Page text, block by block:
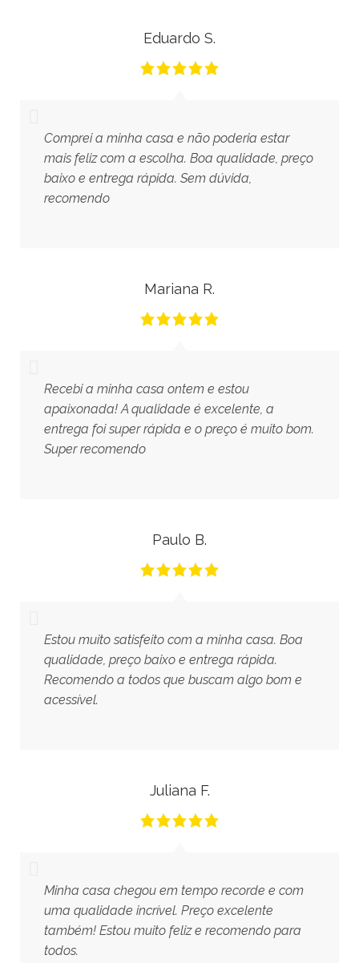
Comprei a minha casa e não poderia estar
mais feliz com a escolha. Boa qualidade, preço
baixo e entrega rápida. Sem dúvida,
recomendo
Eduardo S.
Recebi a minha casa ontem e estou
apaixonada! A qualidade é excelente, a
entrega foi super rápida e o preço é muito bom.
Super recomendo
Mariana R.
Estou muito satisfeito com a minha casa. Boa
qualidade, preço baixo e entrega rápida.
Recomendo a todos que buscam algo bom e
acessível.
Paulo B.
Minha casa chegou em tempo recorde e com
uma qualidade incrível. Preço excelente
também! Estou muito feliz e recomendo para
todos.
Juliana F.